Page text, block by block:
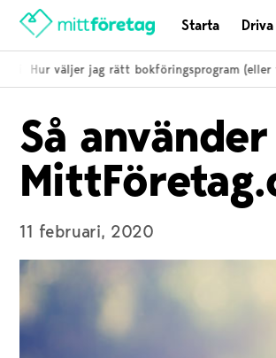
Starta Driva
Hur väljer jag rätt bokföringsprogram (eller
Så
11 februari, 2020